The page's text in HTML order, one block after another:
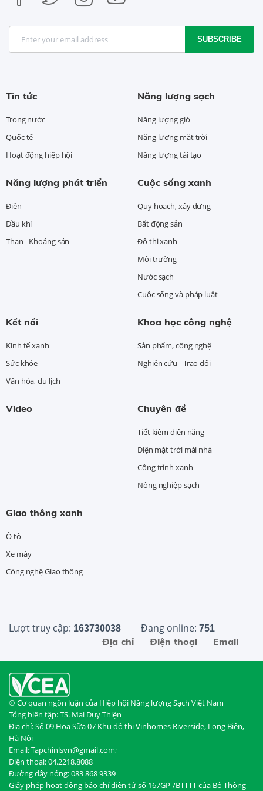
SUBSCRIBE
Tin tức
Trong nước
Quốc tế
Hoạt động hiệp hội
Năng lượng sạch
Năng lượng gió
Năng lượng mặt trời
Năng lượng tái tạo
Năng lượng phát triển
Điện
Dầu khí
Than - Khoáng sản
Cuộc sống xanh
Quy hoạch, xây dựng
Bất động sản
Đô thị xanh
Môi trường
Nước sạch
Cuộc sống và pháp luật
Kết nối
Kinh tế xanh
Sức khỏe
Văn hóa, du lịch
Khoa học công nghệ
Sản phẩm, công nghệ
Nghiên cứu - Trao đổi
Video Chuyên đề
Tiết kiệm điện năng
Điện mặt trời mái nhà
Công trình xanh
Nông nghiệp sạch
Giao thông xanh
Ô tô
Xe máy
Công nghệ Giao thông
Lượt truy cập: 163730038 Đang online: 751
Email
Điện thoại
Địa chỉ
© Cơ quan ngôn luận của Hiệp hội Năng lượng Sạch Việt Nam
Tổng biên tập: TS. Mai Duy Thiện
Địa chỉ: Số 09 Hoa Sữa 07 Khu đô thị Vinhomes Riverside, Long Biên,
Hà Nội
Email: Tapchinlsvn@gmail.com;
Điện thoại: 04.2218.8088
Đường dây nóng: 083 868 9339
Giấy phép hoạt động báo chí điện tử số 167GP-/BTTTT của Bộ Thông